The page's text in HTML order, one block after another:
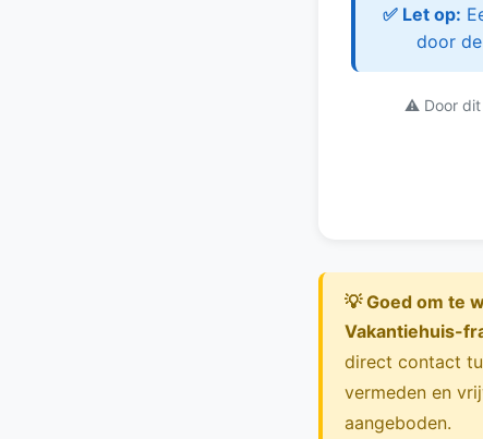
✅ Let op:
door
⚠️ Door dit
💡 Goed om te
Vakantiehuis-
direct contact
vermeden en
aangeboden.